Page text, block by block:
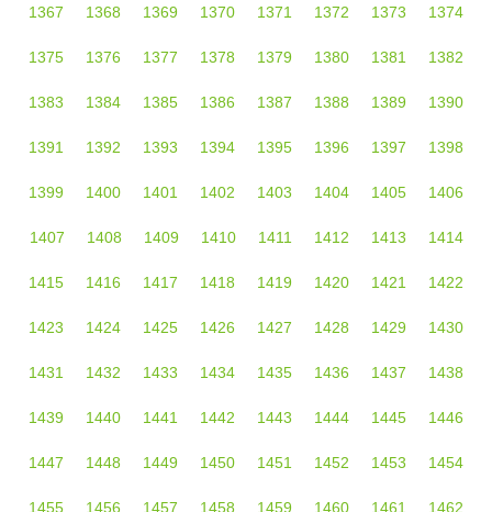
1367 1368 1369 1370 1371 1372 1373 1374
1375 1376 1377 1378 1379 1380 1381 1382
1383 1384 1385 1386 1387 1388 1389 1390
1391 1392 1393 1394 1395 1396 1397 1398
1399 1400 1401 1402 1403 1404 1405 1406
1407 1408 1409 1410 1411 1412 1413 1414
1415 1416 1417 1418 1419 1420 1421 1422
1423 1424 1425 1426 1427 1428 1429 1430
1431 1432 1433 1434 1435 1436 1437 1438
1439 1440 1441 1442 1443 1444 1445 1446
1447 1448 1449 1450 1451 1452 1453 1454
1455 1456 1457 1458 1459 1460 1461 1462